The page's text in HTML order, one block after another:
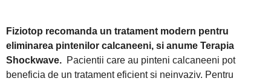
Fiziotop recomanda un tratament modern pentru
eliminarea pintenilor calcaneeni, si anume Terapia
Shockwave. Pacientii care au pinteni calcaneeni pot
beneficia de un tratament eficient si neinvaziv. Pentru